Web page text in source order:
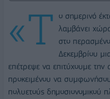
«Τ
ο σημερινό
λαμβάνει
στο
Δεκεμβρίου
επέτρεψε να επιτύχουμε
προκειμένου να
πολυετούς δημοσιονομικού